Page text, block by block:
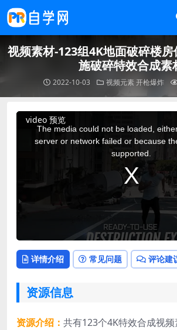
视频素材-123组4K地面破碎楼
施破碎特效合成素
2022-10-03 视频元素开枪爆炸
video 预览
This
The media could not be loaded,
server or network failed or because
supported.
详情介绍 常见问题 评论建
资源信息
资源介绍： 共有123个4K特效合成视